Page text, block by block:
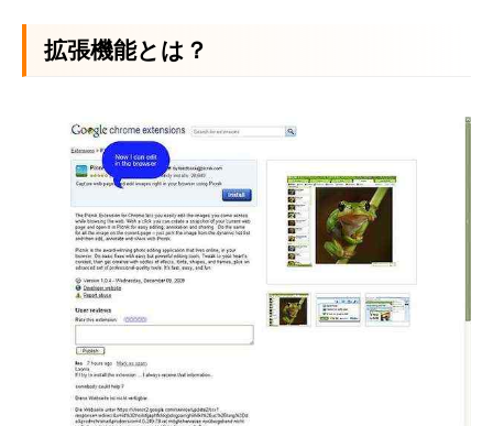
拡張機能とは？